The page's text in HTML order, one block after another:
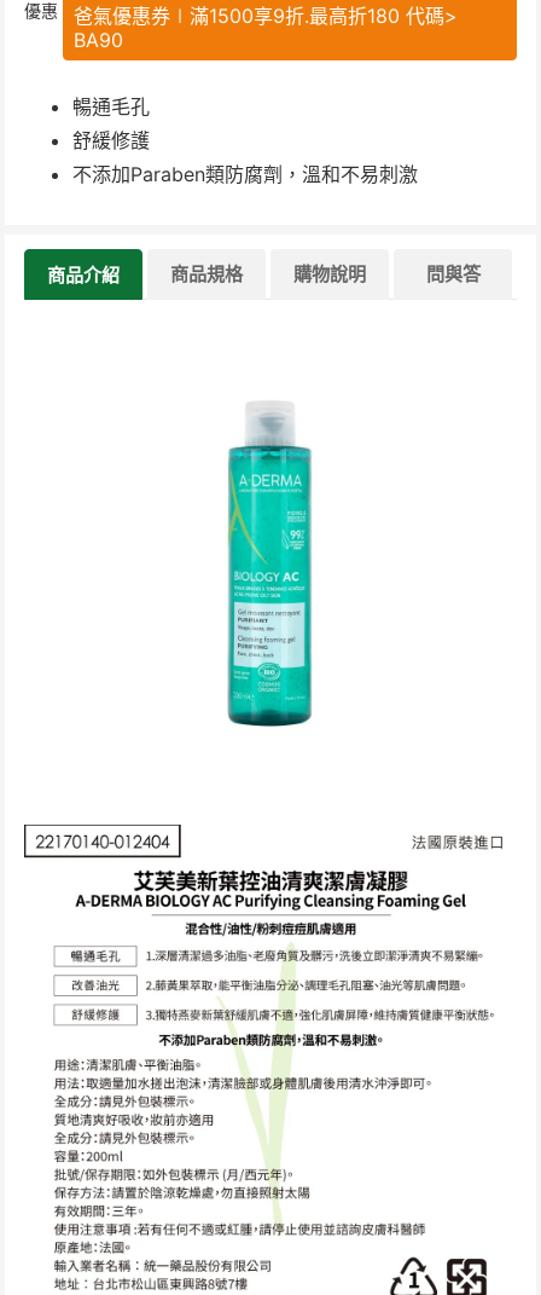
優惠
爸氣優惠券∣滿1500享9折.最高折180 代碼>
BA90
暢通毛孔
舒緩修護
不添加Paraben類防腐劑，溫和不易刺激
商品介紹 商品規格 購物說明 問與答